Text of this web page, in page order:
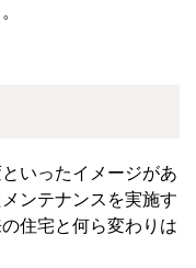
いったイメージがあ
ンテナンスを実施す
住宅と何ら変わりは